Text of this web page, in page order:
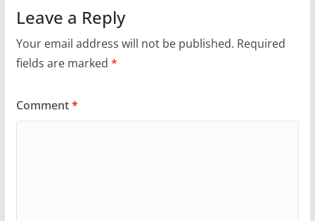
Leave a Reply
Your email address will not be published. Required
fields are marked *
Comment*